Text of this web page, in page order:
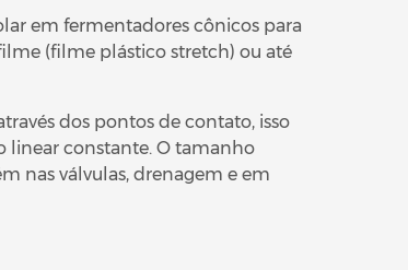
em fermentadores cônicos para
(filme plástico stretch) ou até
dos pontos de contato, isso
linear constante. O tamanho
nas válvulas, drenagem e em